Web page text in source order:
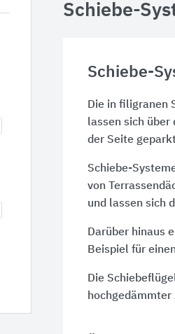
Schiebe-
Schiebe-
Die in filigranen
lassen sich über
der Seite
Schiebe-
von
und lassen sich
Darüber hinaus
Beispiel für
Die